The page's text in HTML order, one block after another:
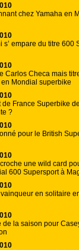
chez Yamaha en
s’ empare du titre 600
Carlos Checa mais
Mondial superbike
de France Superbike
?
pour le British
une wild card
600 Supersport à
en solitaire
de la saison pour